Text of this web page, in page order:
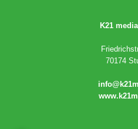
K21
70174